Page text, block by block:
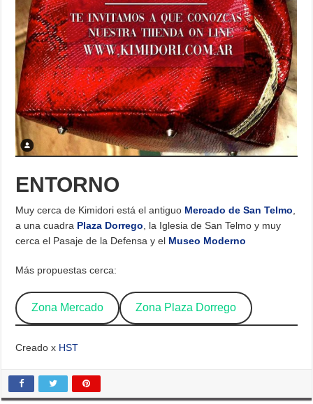
ENTORNO
Muy cerca de Kimidori está el antiguo Mercado de San Telmo
a una cuadra Plaza Dorrego , la Iglesia de San Telmo y muy
cerca el Pasaje de la Defensa y el Museo Moderno
Más propuestas cerca:
Zona Mercado Zona Plaza Dorrego
Creado x HST